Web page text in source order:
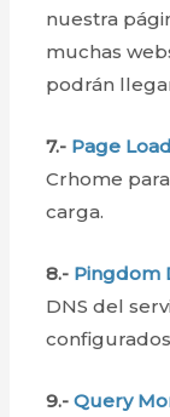
nuestra
muchas
podrán
7.- Page
Crhome
carga.
8.- Pingdom
DNS del
9.-Query